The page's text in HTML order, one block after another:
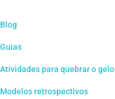
Blog
Guias
Atividades para quebrar o gelo
Modelos retrospectivos